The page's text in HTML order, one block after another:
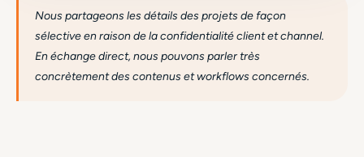
Nous partageons les détails des projets de façon
sélective en raison de la confidentialité client et channel.
En échange direct, nous pouvons parler très
concrètement des contenus et workflows concernés.